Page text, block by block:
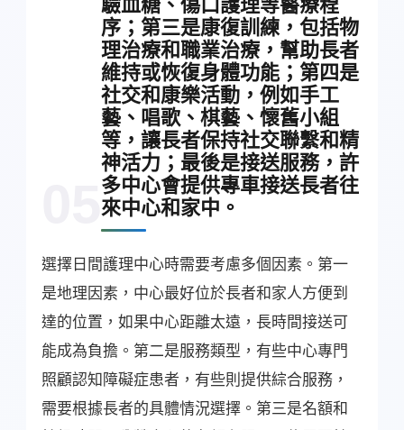
05
序；第三是康復訓練，包括物
理治療和職業治療，幫助長者
維持或恢復身體功能；第四是
社交和康樂活動，例如手工
藝、唱歌、棋藝、懷舊小組
等，讓長者保持社交聯繫和精
神活力；最後是接送服務，許
多中心會提供專車接送長者往
來中心和家中。
選擇日間護理中心時需要考慮多個因素。第一
是地理因素，中心最好位於長者和家人方便到
達的位置，如果中心距離太遠，長時間接送可
能成為負擔。第二是服務類型，有些中心專門
照顧認知障礙症患者，有些則提供綜合服務，
需要根據長者的具體情況選擇。第三是名額和